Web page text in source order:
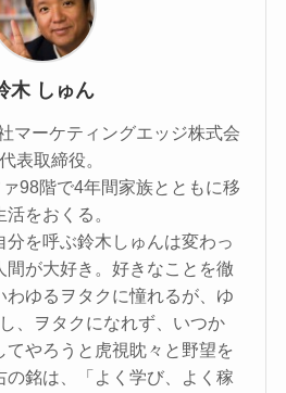
木 しゅん
マーケティングエッジ株式会
表取締役。
98階で4年間家族とともに移
活をおくる。
分を呼ぶ鈴木しゅんは変わっ
間が大好き。好きなことを徹
わゆるヲタクに憧れるが、ゆ
、ヲタクになれず、いつか
てやろうと虎視眈々と野望を
の銘は、「よく学び、よく稼